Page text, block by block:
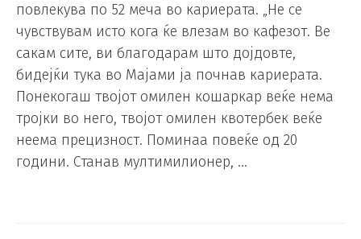
повлекува по 52 меча во кариерата. „Не се
чувствувам исто кога ќе влезам во кафезот. Ве
сакам сите, ви благодарам што дојдовте,
бидејќи тука во Мајами ја почнав кариерата.
Понекогаш твојот омилен кошаркар веќе нема
тројки во него, твојот омилен квотербек веќе
неема прецизност. Поминаа повеќе од 20
години. Станав мултимилионер, …